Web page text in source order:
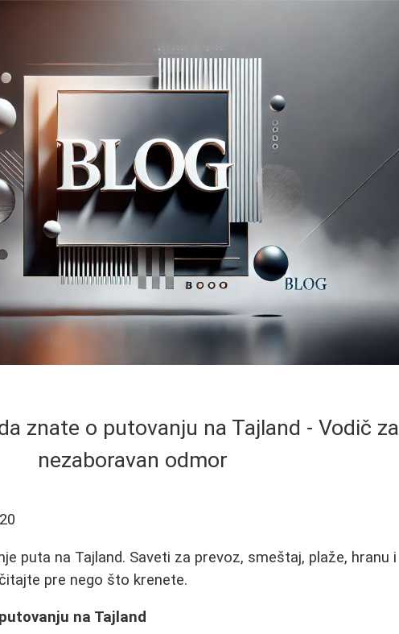
znate o putovanju na Tajland - Vodič za
nezaboravan odmor
puta na Tajland. Saveti za prevoz, smeštaj, plaže, hranu i
pre nego što krenete.
na Tajland